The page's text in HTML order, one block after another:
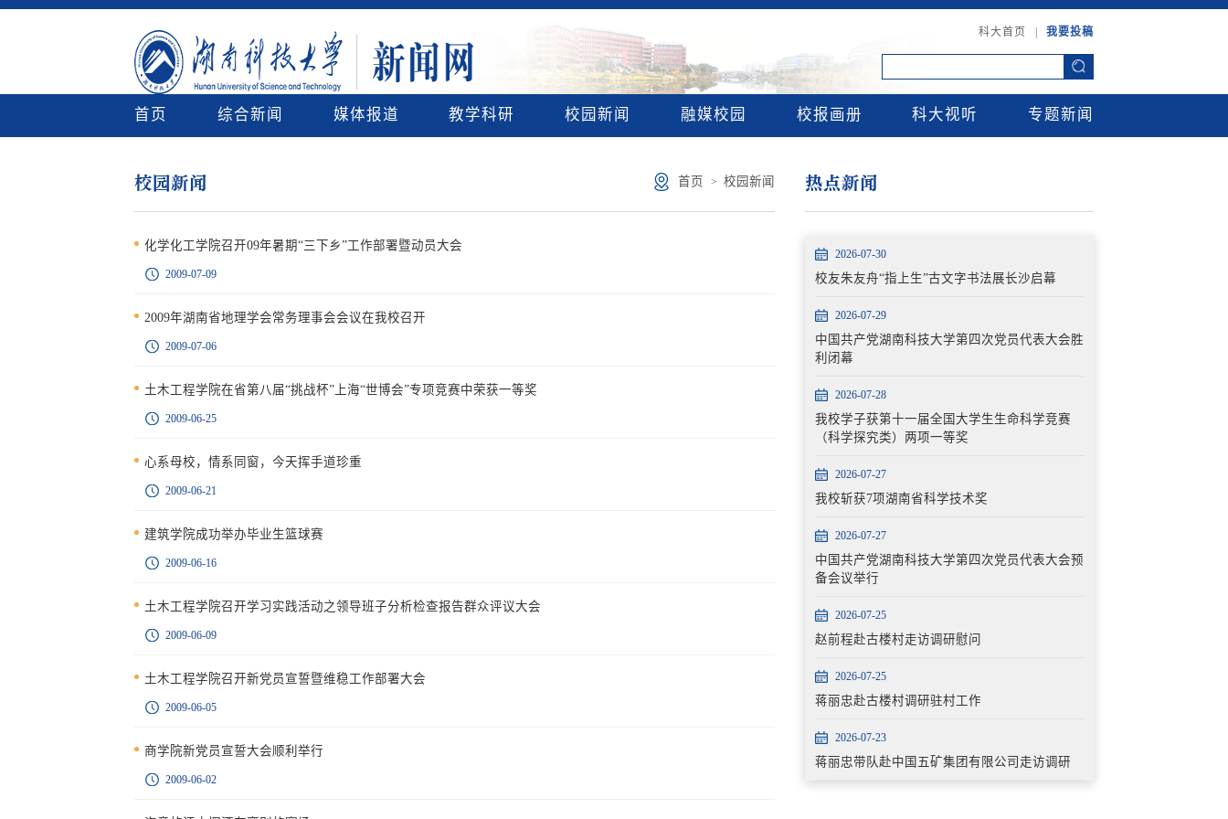
科大首页 | 我要投稿
首页 综合新闻 媒体报道 教学科研 校园新闻 融媒校园 校报画册 科大视听 专题新闻
校园新闻 首页 > 校园新闻
化学化工学院召开09年暑期“三下乡”工作部署暨动员大会
2009-07-09
2009年湖南省地理学会常务理事会会议在我校召开
2009-07-06
土木工程学院在省第八届“挑战杯”上海“世博会”专项竞赛中荣获一等奖
2009-06-25
心系母校，情系同窗，今天挥手道珍重
2009-06-21
建筑学院成功举办毕业生篮球赛
2009-06-16
土木工程学院召开学习实践活动之领导班子分析检查报告群众评议大会
2009-06-09
土木工程学院召开新党员宣誓暨维稳工作部署大会
2009-06-05
商学院新党员宣誓大会顺利举行
2009-06-02
热点新闻
2026-07-30
校友朱友舟“指上生”古文字书法展长沙启幕
2026-07-29
中国共产党湖南科技大学第四次党员代表大会胜
利闭幕
2026-07-28
我校学子获第十一届全国大学生生命科学竞赛
（科学探究类）两项一等奖
2026-07-27
我校斩获7项湖南省科学技术奖
2026-07-27
中国共产党湖南科技大学第四次党员代表大会预
备会议举行
2026-07-25
赵前程赴古楼村走访调研慰问
2026-07-25
蒋丽忠赴古楼村调研驻村工作
2026-07-23
蒋丽忠带队赴中国五矿集团有限公司走访调研